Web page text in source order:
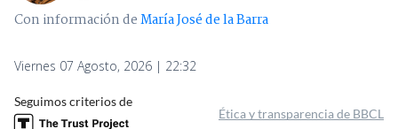
Con información deMaría José de la Barra
Viernes 07 Agosto, 2026 | 22:32
Seguimos criterios de
Ética y transparencia de BBCL